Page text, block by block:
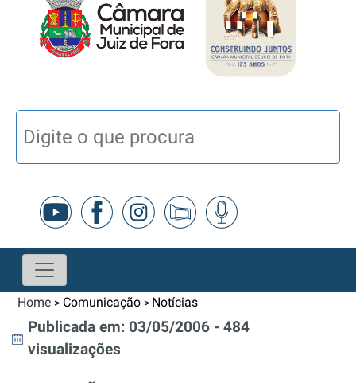
Home > Comunicação > Notícias
Publicada em: 03/05/2006 - 484
visualizações